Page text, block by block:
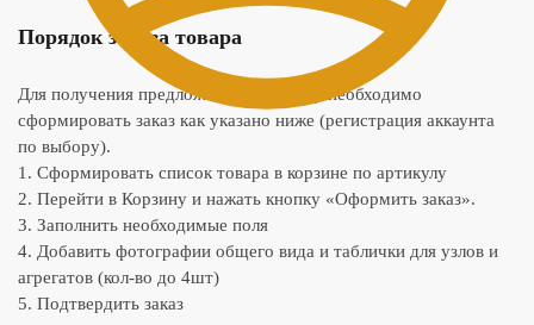
Порядок заказа товара
Для получения предложения по товару необходимо
сформировать заказ как указано ниже (регистрация аккаунта
по выбору).
1. Сформировать список товара в корзине по артикулу
2. Перейти в Корзину и нажать кнопку «Оформить заказ».
3. Заполнить необходимые поля
4. Добавить фотографии общего вида и таблички для узлов и
агрегатов (кол-во до 4шт)
5. Подтвердить заказ